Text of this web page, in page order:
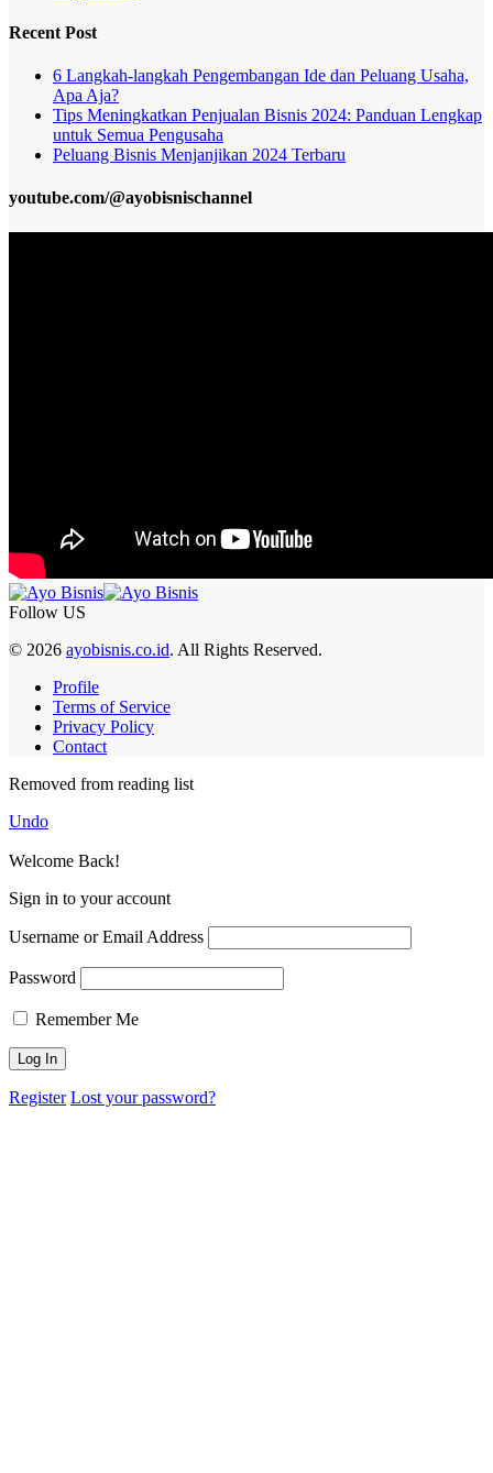
Recent Post
6 Langkah-langkah Pengembangan Ide dan Peluang Usaha,
Apa Aja?
Tips Meningkatkan Penjualan Bisnis 2024: Panduan Lengkap
untuk Semua Pengusaha
Peluang Bisnis Menjanjikan 2024 Terbaru
youtube.com/@ayobisnischannel
Follow US
© 2026 ayobisnis.co.id. All Rights Reserved.
Profile
Terms of Service
Privacy Policy
Contact
Removed from reading list
Undo
Welcome Back!
Sign in to your account
Username or Email Address
Password
Remember Me
Register Lost your password?